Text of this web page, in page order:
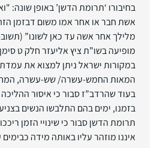
בחיבורו ‘תרומת הדשן’ באופן שונה:
אשת חבר או אחר אמו משום דבזמן הזה
מלילך אחר אשה עד כאן לשונו”
מופיעה בשו”ת ציץ אליעזר חלק ט
במקורות ישראל ניתן למצוא את
המאות החמש-עשרה/ שש-עשרה,
בעוד שהרדב”ז סבור כי איסור
בזמנו, ימים בהם התלבשו הנשים
תרומת הדשן סבור כי שינויי הזמן
איננו מוזהר עליו באותה מידה כבימים